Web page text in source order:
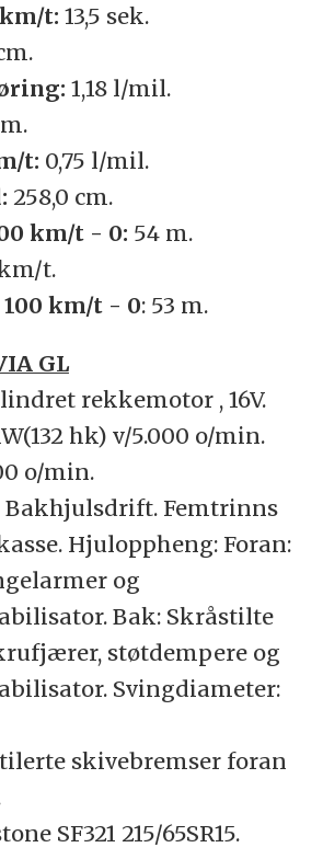
t: 13,5 sek.
1,18 l/mil.
t: 0,75 l/mil.
258,0 cm.
km/t - 0: 54 m.
t.
km/t - 0: 53 m.
GL
rekkemotor , 16V.
hk) v/5.000 o/min.
o/min.
Bakhjulsdrift. Femtrinns
Hjuloppheng: Foran:
og
Bak: Skråstilte
støtdempere og
Svingdiameter:
skivebremser foran
SF321 215/65SR15.